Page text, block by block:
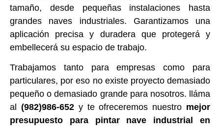
tamaño, desde pequeñas instalaciones hasta
grandes naves industriales. Garantizamos una
aplicación precisa y duradera que protegerá y
embellecerá su espacio de trabajo.
Trabajamos tanto para empresas como para
particulares, por eso no existe proyecto demasiado
pequeño o demasiado grande para nosotros. lláma
al
(982)986-652y te ofreceremos nuestro mejor
presupuesto para pintar nave industrial en